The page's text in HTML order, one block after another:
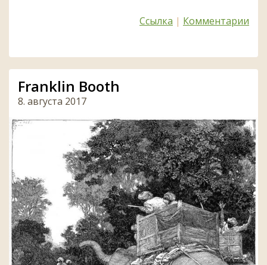
Ссылка | Комментарии
Franklin Booth
8. августа 2017